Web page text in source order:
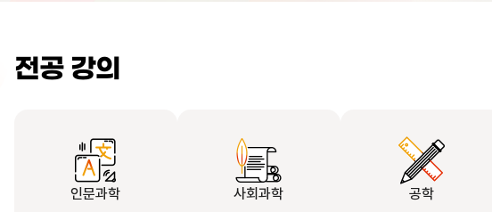
전공 강의
인문과학 사회과학 공학